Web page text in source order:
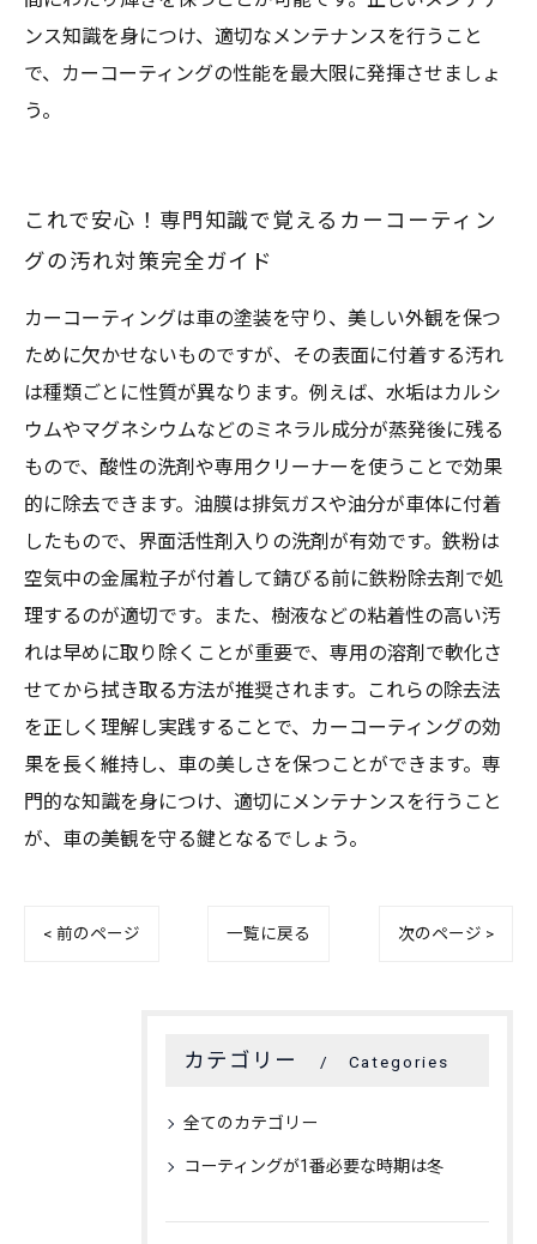
ンス知識を身につけ、適切なメンテナンスを行うこと
で、カーコーティングの性能を最大限に発揮させましょ
う。
これで安心！専門知識で覚えるカーコーティン
グの汚れ対策完全ガイド
カーコーティングは車の塗装を守り、美しい外観を保つ
ために欠かせないものですが、その表面に付着する汚れ
は種類ごとに性質が異なります。例えば、水垢はカルシ
ウムやマグネシウムなどのミネラル成分が蒸発後に残る
もので、酸性の洗剤や専用クリーナーを使うことで効果
的に除去できます。油膜は排気ガスや油分が車体に付着
したもので、界面活性剤入りの洗剤が有効です。鉄粉は
空気中の金属粒子が付着して錆びる前に鉄粉除去剤で処
理するのが適切です。また、樹液などの粘着性の高い汚
れは早めに取り除くことが重要で、専用の溶剤で軟化さ
せてから拭き取る方法が推奨されます。これらの除去法
を正しく理解し実践することで、カーコーティングの効
果を長く維持し、車の美しさを保つことができます。専
門的な知識を身につけ、適切にメンテナンスを行うこと
が、車の美観を守る鍵となるでしょう。
< 前のページ 一覧に戻る 次のページ >
カテゴリー Categories
全てのカテゴリー
コーティングが1番必要な時期は冬